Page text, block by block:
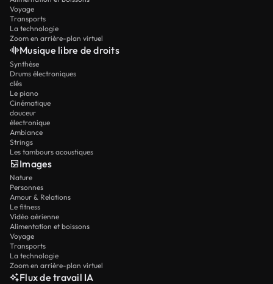
Voyage
Transports
La technologie
Zoom en arrière-plan virtuel
Musique libre de droits
Synthèse
Drums électroniques
clés
Le piano
Cinématique
douceur
électronique
Ambiance
Strings
Les tambours acoustiques
Images
Nature
Personnes
Amour & Relations
Le fitness
Vidéo aérienne
Alimentation et boissons
Voyage
Transports
La technologie
Zoom en arrière-plan virtuel
Flux de travail IA